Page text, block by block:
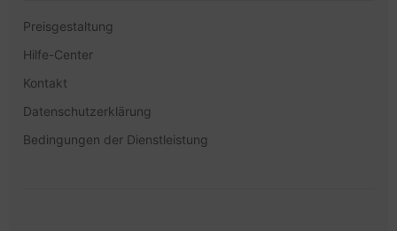
Preisgestaltung
Hilfe-Center
Kontakt
Datenschutzerklärung
Bedingungen der Dienstleistung